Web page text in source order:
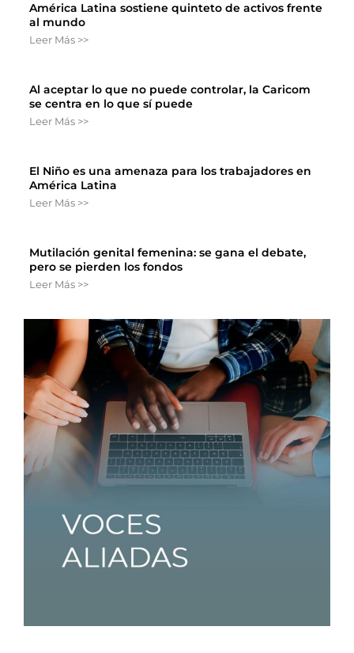
América Latina sostiene quinteto de activos frente
al mundo
Leer Más >>
Al aceptar lo que no puede controlar, la Caricom
se centra en lo que sí puede
Leer Más >>
El Niño es una amenaza para los trabajadores en
América Latina
Leer Más >>
Mutilación genital femenina: se gana el debate,
pero se pierden los fondos
Leer Más >>